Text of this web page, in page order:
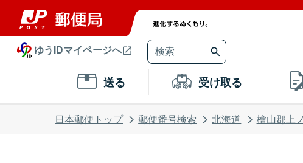
ゆうIDマイページへ
送る 受け取る
日本郵便トップ 郵便番号検索 北海道 檜山郡上